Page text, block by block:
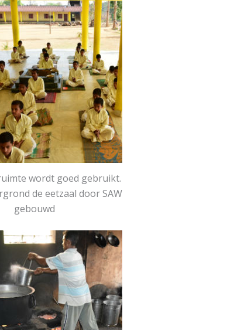
wordt goed gebruikt.
de eetzaal door SAW
gebouwd